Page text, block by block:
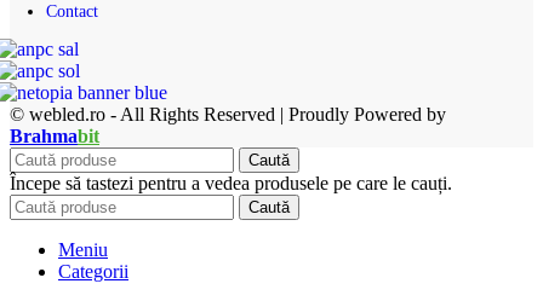
Contact
© webled.ro - All Rights Reserved | Proudly Powered by
Brahmabit
Caută
Începe să tastezi pentru a vedea produsele pe care le cauți.
Caută
Meniu
Categorii